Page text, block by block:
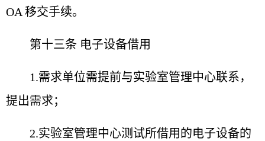
OA 移交手续。
第十三条 电子设备借用
1.需求单位需提前与实验室管理中心联系，
提出需求；
2.实验室管理中心测试所借用的电子设备的